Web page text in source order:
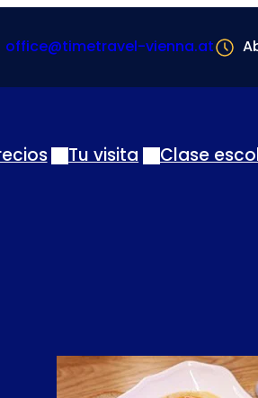
office@timetravel-vienna.at
Tu visita Clase